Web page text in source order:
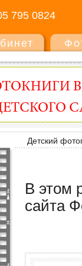
795 0824
Детский
В этом
сайта